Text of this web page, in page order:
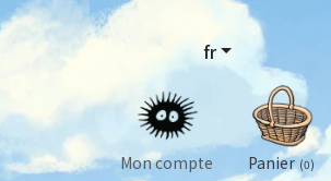
fr
Mon compte Panier (0)